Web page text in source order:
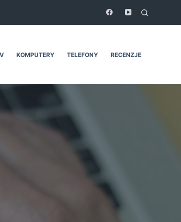
KOMPUTERY TELEFONY RECENZJE